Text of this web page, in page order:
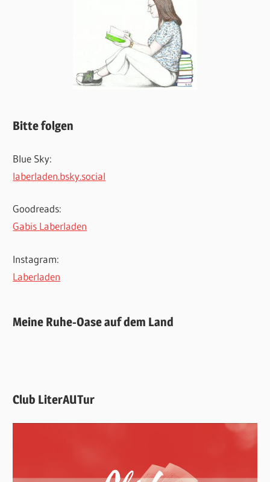
Bitte folgen
Blue Sky:
laberladen.bsky.social
Goodreads:
Gabis Laberladen
Instagram:
Laberladen
Meine Ruhe-Oase auf dem Land
Club LiterAUTur